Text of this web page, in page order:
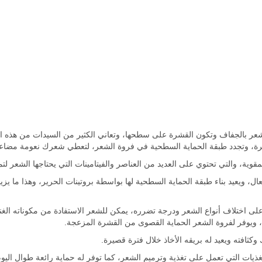
بالجفاف وتكون القشرة على سطحها، وتعاني الكثير من السيدات من
وتجدد طبقة الحماية السطحية في فروة الشعر، لتعطي شعرك نعومة
بناء طبقة الحماية السطحية لها بواسطة بروتينات الحرير، وهذا ما
لفروة الشعر الحماية القصوى من القشرة المزعجة.
ويعيد له بريقه الأخاذ خلال فترة قصيرة.
التي تعمل على تغذية وترميم الشعر، كما توفر له حماية رائعة طوال